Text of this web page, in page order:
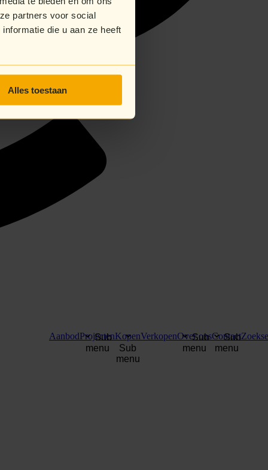
partners voor social
die u aan ze heeft
Alles toestaan
AanbodProjecten
Sub
menu
Kopen
Sub
menu
VerkopenOver ons
Sub
menu
Contact
Sub
menu